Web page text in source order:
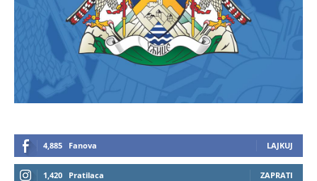
4,885 Fanova LAJKUJ
1,420 Pratilaca ZAPRATI